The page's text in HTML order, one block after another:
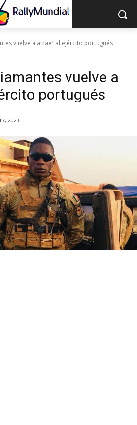
vuelve a atraer al ejército portugués
vuelve a
portugués
2023